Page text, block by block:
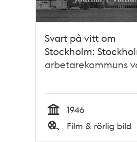
Svart på vitt om
Stockholm:
arbetarekommuns
Tid
1946
Typ
Film & rörlig bild